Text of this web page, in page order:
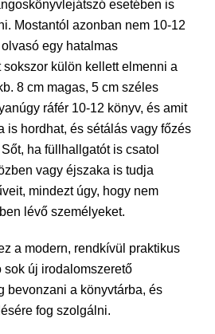
esetében is
Mostantól azonban nem 10-12
egy hatalmas
külön kellett elmenni a
8 cm magas, 5 cm széles
ráfér 10-12 könyv, és amit
is hordhat, és sétálás vagy főzés
ha füllhallgatót is csatol
vagy éjszaka is tudja
mindezt úgy, hogy nem
lévő személyeket.
a modern, rendkívül praktikus
sok új irodalomszerető
bevonzani a könyvtárba, és
fog szolgálni.